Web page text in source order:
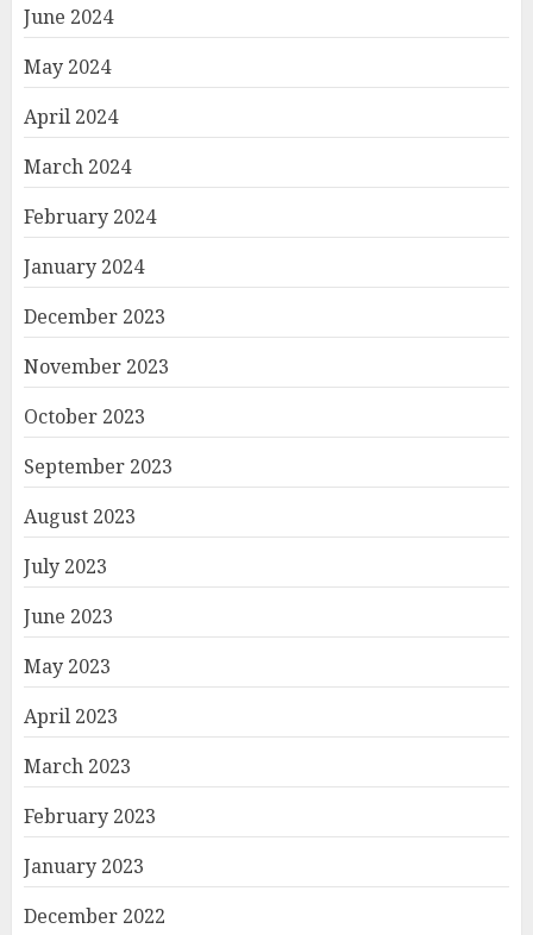
June 2024
May 2024
April 2024
March 2024
February 2024
January 2024
December 2023
November 2023
October 2023
September 2023
August 2023
July 2023
June 2023
May 2023
April 2023
March 2023
February 2023
January 2023
December 2022